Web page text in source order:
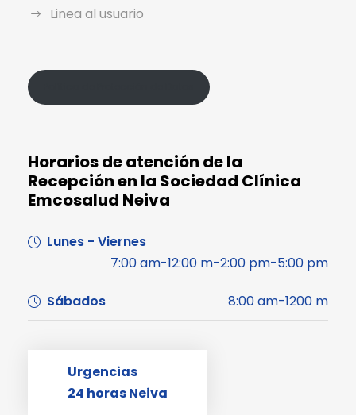
Linea al usuario
Horarios de atención de la
Recepción en la Sociedad Clínica
Emcosalud Neiva
Lunes - Viernes
7:00 am-12:00 m-2:00 pm-5:00 pm
Sábados 8:00 am-1200 m
Urgencias
24 horas Neiva